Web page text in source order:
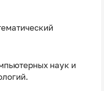
наук и